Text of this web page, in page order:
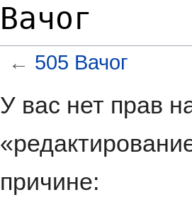
Вачог
← 505 Вачог
кк
У вас нет прав
причине: